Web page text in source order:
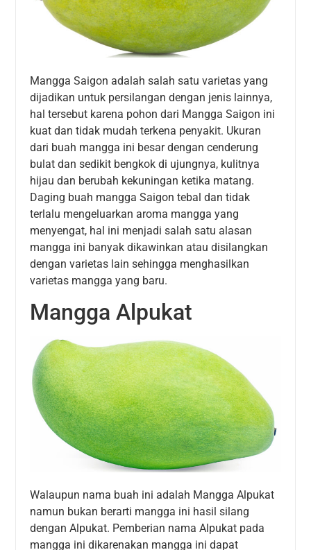
Mangga Saigon adalah salah satu varietas yang
dijadikan untuk persilangan dengan jenis lainnya,
hal tersebut karena pohon dari Mangga Saigon ini
kuat dan tidak mudah terkena penyakit. Ukuran
dari buah mangga ini besar dengan cenderung
bulat dan sedikit bengkok di ujungnya, kulitnya
hijau dan berubah kekuningan ketika matang.
Daging buah mangga Saigon tebal dan tidak
terlalu mengeluarkan aroma mangga yang
menyengat, hal ini menjadi salah satu alasan
mangga ini banyak dikawinkan atau disilangkan
dengan varietas lain sehingga menghasilkan
varietas mangga yang baru.
Mangga Alpukat
Walaupun nama buah ini adalah Mangga Alpukat
namun bukan berarti mangga ini hasil silang
dengan Alpukat. Pemberian nama Alpukat pada
mangga ini dikarenakan mangga ini dapat